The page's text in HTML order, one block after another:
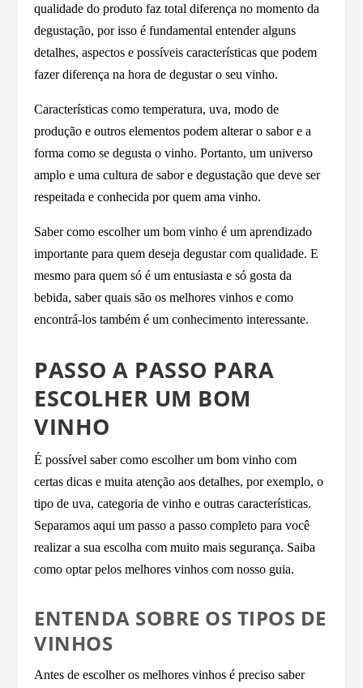
qualidade do produto faz total diferença no momento da
degustação, por isso é fundamental entender alguns
detalhes, aspectos e possíveis características que podem
fazer diferença na hora de degustar o seu vinho.
Características como temperatura, uva, modo de
produção e outros elementos podem alterar o sabor e a
forma como se degusta o vinho. Portanto, um universo
amplo e uma cultura de sabor e degustação que deve ser
respeitada e conhecida por quem ama vinho.
Saber como escolher um bom vinho é um aprendizado
importante para quem deseja degustar com qualidade. E
mesmo para quem só é um entusiasta e só gosta da
bebida, saber quais são os melhores vinhos e como
encontrá-los também é um conhecimento interessante.
PASSO A PASSO PARA
ESCOLHER UM BOM
VINHO
É possível saber como escolher um bom vinho com
certas dicas e muita atenção aos detalhes, por exemplo, o
tipo de uva, categoria de vinho e outras características.
Separamos aqui um passo a passo completo para você
realizar a sua escolha com muito mais segurança. Saiba
como optar pelos melhores vinhos com nosso guia.
ENTENDA SOBRE OS TIPOS DE
VINHOS
Antes de escolher os melhores vinhos é preciso saber